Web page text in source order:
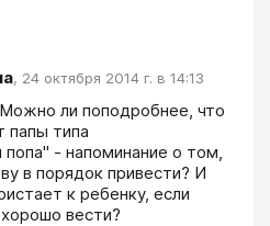
, 24 октября 2014 г. в 14:13
ли поподробнее, что
папы типа
- напоминание о том,
в порядок привести? И
к ребенку, если
вести?